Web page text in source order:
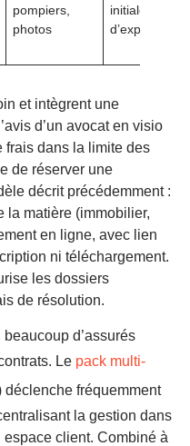
pompiers,
photos
initiale et plan
d’expertise
et intègrent une
d’un avocat en visio
frais dans la limite des
de réserver une
décrit précédemment :
la matière (immobilier,
en ligne, avec lien
ni téléchargement.
les dossiers
de résolution.
d’assurés
Le pack multi-
déclenche fréquemment
la gestion dans
client. Combiné à